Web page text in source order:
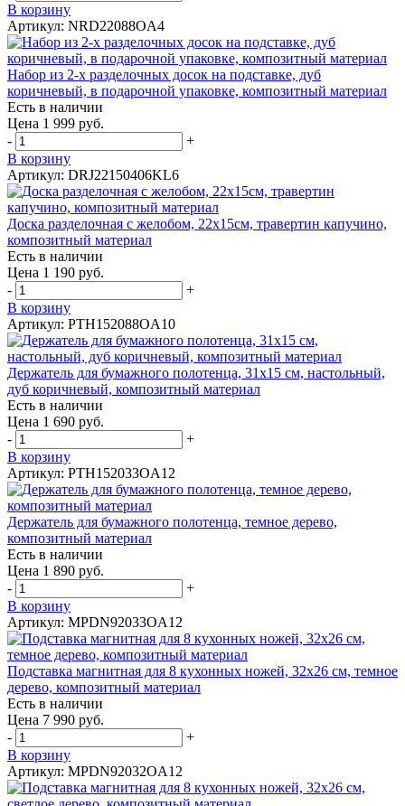
В корзину
Артикул: NRD22088OA4
Набор из 2-х разделочных досок на подставке, дуб
коричневый, в подарочной упаковке, композитный материал
Есть в наличии
Цена 1 999 руб.
-
+
В корзину
Артикул: DRJ22150406KL6
Доска разделочная с желобом, 22х15см, травертин капучино,
композитный материал
Есть в наличии
Цена 1 190 руб.
-
+
В корзину
Артикул: PTH152088OA10
Держатель для бумажного полотенца, 31x15 см, настольный,
дуб коричневый, композитный материал
Есть в наличии
Цена 1 690 руб.
-
+
В корзину
Артикул: PTH152033OA12
Держатель для бумажного полотенца, темное дерево,
композитный материал
Есть в наличии
Цена 1 890 руб.
-
+
В корзину
Артикул: MPDN92033OA12
Подставка магнитная для 8 кухонных ножей, 32х26 см, темное
дерево, композитный материал
Есть в наличии
Цена 7 990 руб.
-
+
В корзину
Артикул: MPDN92032OA12